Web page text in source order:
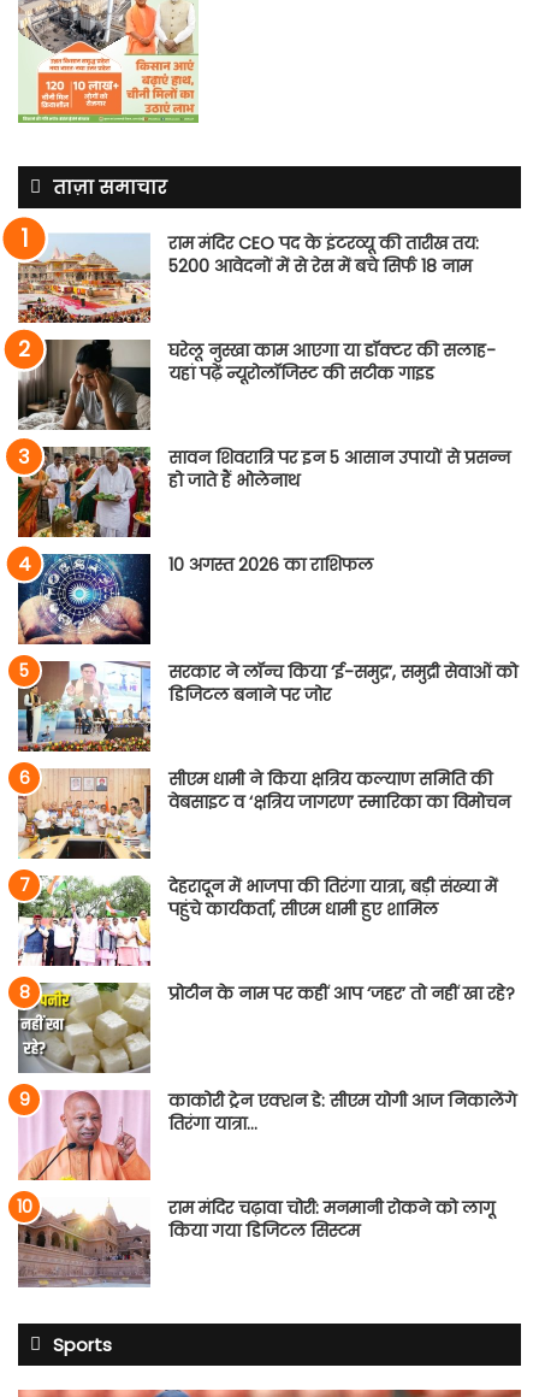
ताज़ा समाचार
राम मंदिर CEO पद के इंटरव्यू की तारीख तय:
5200 आवेदनों में से रेस में बचे सिर्फ 18 नाम
घरेलू नुस्खा काम आएगा या डॉक्टर की सलाह-
यहां पढ़ें न्यूरोलॉजिस्ट की सटीक गाइड
सावन शिवरात्रि पर इन 5 आसान उपायों से प्रसन्न
हो जाते हैं भोलेनाथ
10 अगस्त 2026 का राशिफल
सरकार ने लॉन्च किया ‘ई-समुद्र’, समुद्री सेवाओं को
डिजिटल बनाने पर जोर
सीएम धामी ने किया क्षत्रिय कल्याण समिति की
वेबसाइट व ‘क्षत्रिय जागरण’ स्मारिका का विमोचन
देहरादून में भाजपा की तिरंगा यात्रा, बड़ी संख्या में
पहुंचे कार्यकर्ता, सीएम धामी हुए शामिल
प्रोटीन के नाम पर कहीं आप ‘जहर’ तो नहीं खा रहे?
काकोरी ट्रेन एक्शन डे: सीएम योगी आज निकालेंगे
तिरंगा यात्रा…
राम मंदिर चढ़ावा चोरी: मनमानी रोकने को लागू
किया गया डिजिटल सिस्टम
Sports